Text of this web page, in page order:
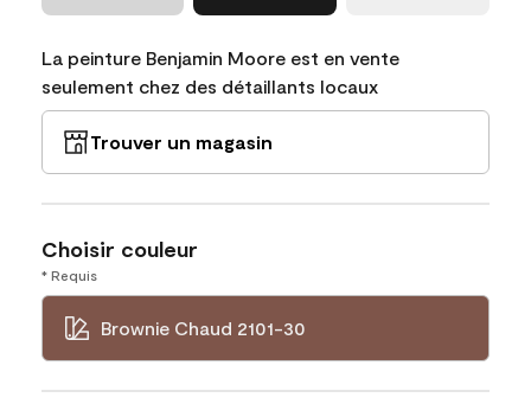
La peinture Benjamin Moore est en vente
seulement chez des détaillants locaux
Trouver un magasin
Choisir couleur
* Requis
Brownie Chaud 2101-30